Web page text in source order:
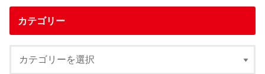
カテゴリー